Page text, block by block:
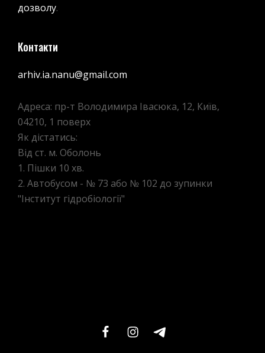
дозволу.
Контакти
arhiv.ia.nanu@gmail.com
Адреса: пр-т Володимира Івасюка, 12, Київ,
04210, 1 поверх
Як дістатись:
Від ст. м. Оболонь
1. Пішки 10 хв.
2. Автобусом - № 73 або № 102 до зупинки
"Інститут гідробіології"
facebookinstagramtelegram